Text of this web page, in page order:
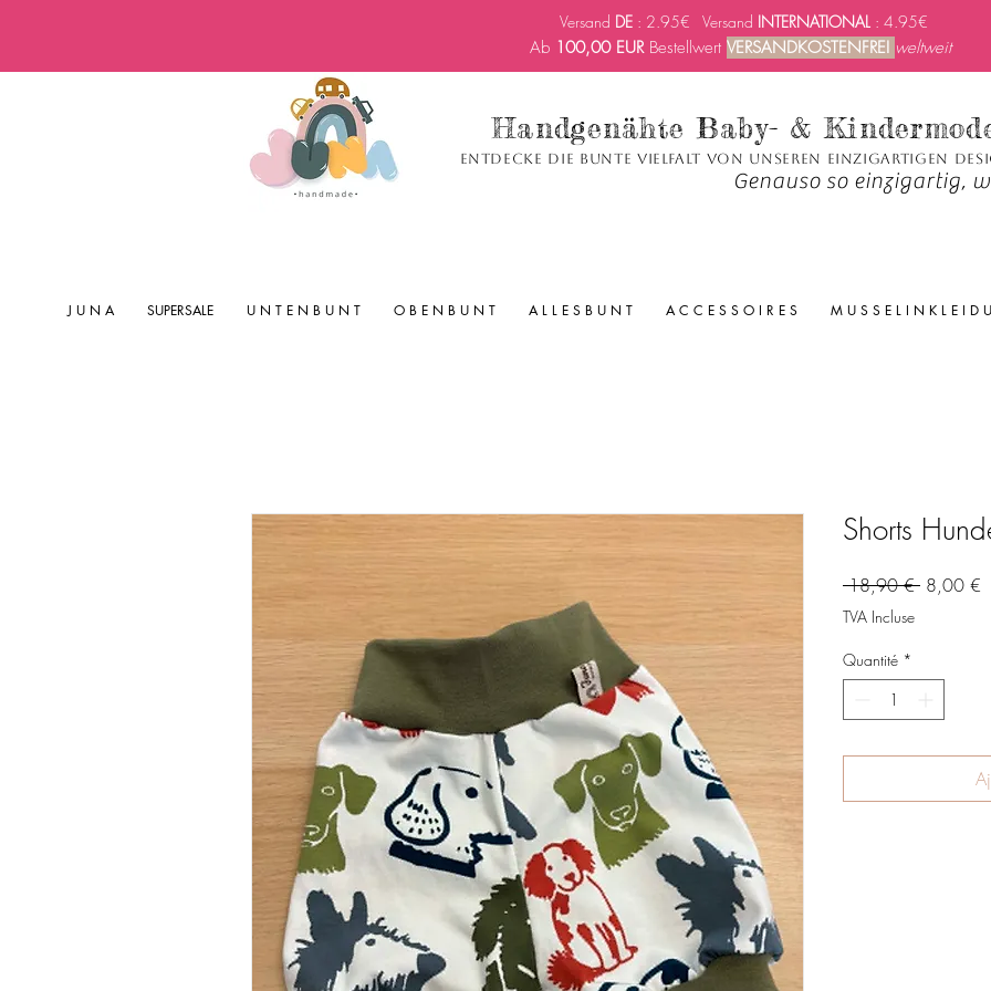
Versand DE : 2.95€ Versand INTERNATIONAL : 4.95€
Ab 100,00 EURBestellwert VERSANDKOSTENFREI weltweit
Handgenähte Baby- &
Entdecke die bunte Vielfalt von unseren einzigartigen
Genauso so einzigartig,
J U N A SUPERSALE U N T E N B U N T O B E N B U N T A L L E S B U N T A C C E S S O I R E S M U S S E L I N K L E I D
Shorts
18,90 € Prix
8,00 €
TVA Incluse
Quantité *